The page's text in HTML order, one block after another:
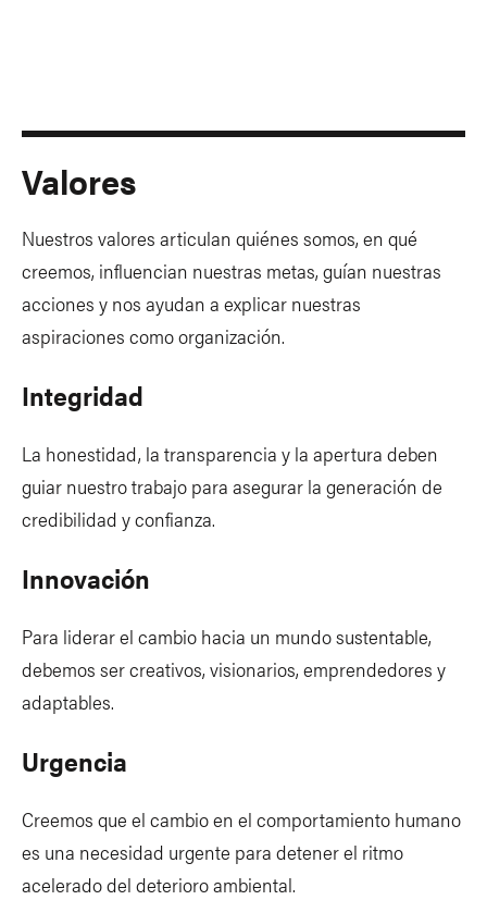
Valores
Nuestros valores articulan quiénes somos, en qué
creemos, influencian nuestras metas, guían nuestras
acciones y nos ayudan a explicar nuestras
aspiraciones como organización.
Integridad
La honestidad, la transparencia y la apertura deben
guiar nuestro trabajo para asegurar la generación de
credibilidad y confianza.
Innovación
Para liderar el cambio hacia un mundo sustentable,
debemos ser creativos, visionarios, emprendedores y
adaptables.
Urgencia
Creemos que el cambio en el comportamiento humano
es una necesidad urgente para detener el ritmo
acelerado del deterioro ambiental.